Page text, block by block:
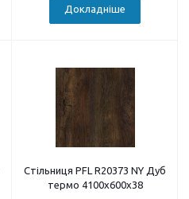
Докладніше
Стільниця PFL R20373 NY Дуб
термо 4100х600х38